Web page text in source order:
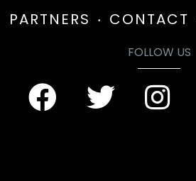
PARTNERS
CONTACT
FOLLOW US